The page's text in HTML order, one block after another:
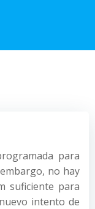
para
no hay
suficiente para
intento de